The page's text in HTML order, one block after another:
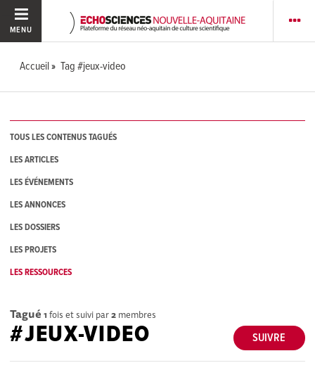
MENU
Accueil Tag #jeux-video
TOUS LES CONTENUS TAGUÉS
LES ARTICLES
LES ÉVÉNEMENTS
LES ANNONCES
LES DOSSIERS
LES PROJETS
LES RESSOURCES
Tagué 1 fois et suivi par2 membres
SUIVRE
#JEUX-VIDEO